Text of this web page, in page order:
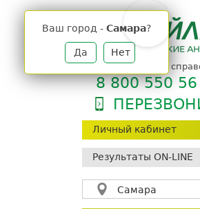
Личный кабинет
Результаты ON-LINE
Самара
Ваш город - Самара?
Да Нет
телефон единой
8 800 550